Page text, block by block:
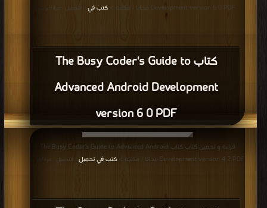
كتاب The Busy Coder's Guide to
Advanced Android Development
version 6 0 PDF
Development version 6 0 PDF مجانا | مكتبة >
كتب في | التحميل : مرة/مرات
قراءة و تحميل كتاب كتاب The Busy Coder's Guide to Advanced Android
Development version 4 2 PDF مجانا | مكتبة >
كتب في تحميل | التحميل : مرة/مرات